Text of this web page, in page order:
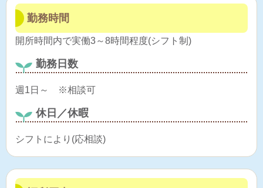
勤務時間
開所時間内で実働3～8時間程度(シフト制)
勤務日数
週1日～ ※相談可
休日／休暇
シフトにより(応相談)